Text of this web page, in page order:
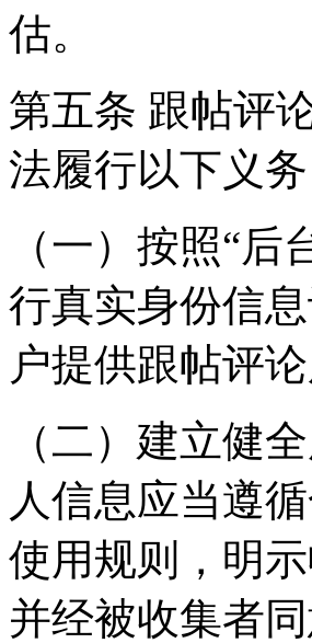
估。
第五条 跟帖评
法履行以下义务
（一）按照“
行真实身份信
户提供跟帖评论
（二）建立健
人信息应当遵
使用规则，明
并经被收集者同